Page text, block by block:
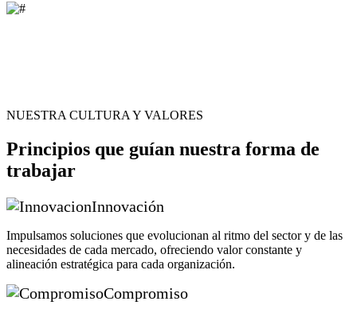
NUESTRA CULTURA Y VALORES
Principios que guían nuestra forma de
trabajar
Innovación
Impulsamos soluciones que evolucionan al ritmo del sector y de las
necesidades de cada mercado, ofreciendo valor constante y
alineación estratégica para cada organización.
Compromiso